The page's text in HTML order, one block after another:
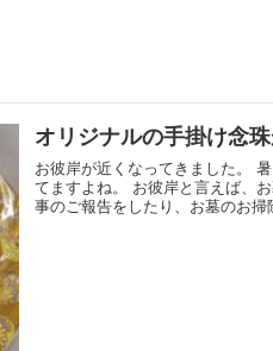
オリジナルの手掛け念
お彼岸が近くなってきました。
てますよね。 お彼岸と言えば、